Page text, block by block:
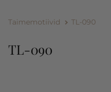
Taimemotiivid TL-090
TL-090